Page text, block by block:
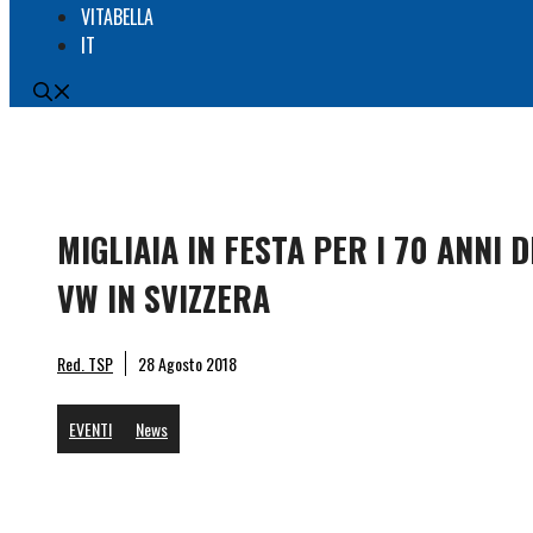
VITABELLA
IT
MIGLIAIA IN FESTA PER I 70 ANNI
VW IN SVIZZERA
Red. TSP 28 Agosto 2018
EVENTI News